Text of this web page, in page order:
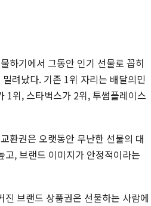
하기에서 그동안 인기 선물로 꼽히
려났다. 기존 1위 자리는 배달의민
1위, 스타벅스가 2위, 투썸플레이스
환권은 오랫동안 무난한 선물의 대
, 브랜드 이미지가 안정적이라는
진 브랜드 상품권은 선물하는 사람에